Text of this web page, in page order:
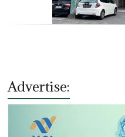
Advertise: